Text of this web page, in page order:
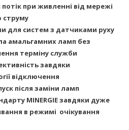
при живленні від мережі
струму
для систем з датчиками руху
амальгамних ламп без
терміну служби
завдяки
відключення
після заміни ламп
MINERGIE завдяки дуже
в режимі очікування